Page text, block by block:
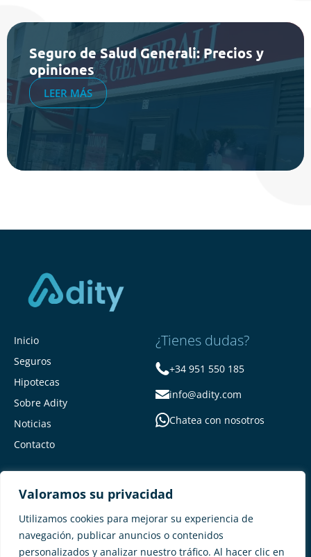
Valoramos su privacidad
Utilizamos cookies para mejorar su experiencia de
navegación, publicar anuncios o contenidos
personalizados y analizar nuestro tráfico. Al hacer clic en
Seguro de Salud Generali: Precios y
opiniones
LEER MÁS
Inicio
Seguros
Hipotecas
Sobre Adity
Noticias
Contacto
¿Tienes dudas?
+34 951 550 185
info@adity.com
Chatea con nosotros